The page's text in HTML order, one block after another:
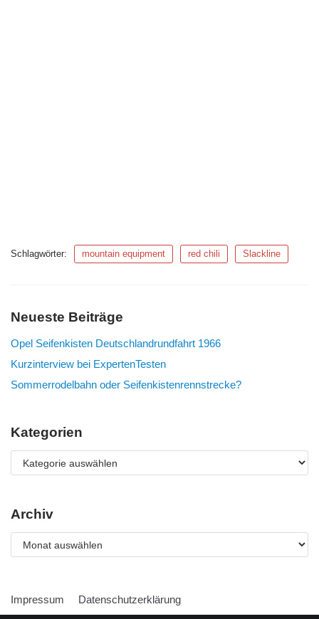
Schlagwörter: mountain equipment red chili Slackline
Neueste Beiträge
Opel Seifenkisten Deutschlandrundfahrt 1966
Kurzinterview bei ExpertenTesten
Sommerrodelbahn oder Seifenkistenrennstrecke?
Kategorien
Archiv
Impressum Datenschutzerklärung